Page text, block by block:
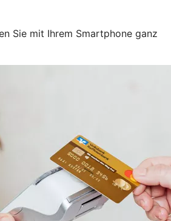
Sie mit Ihrem Smartphone ganz